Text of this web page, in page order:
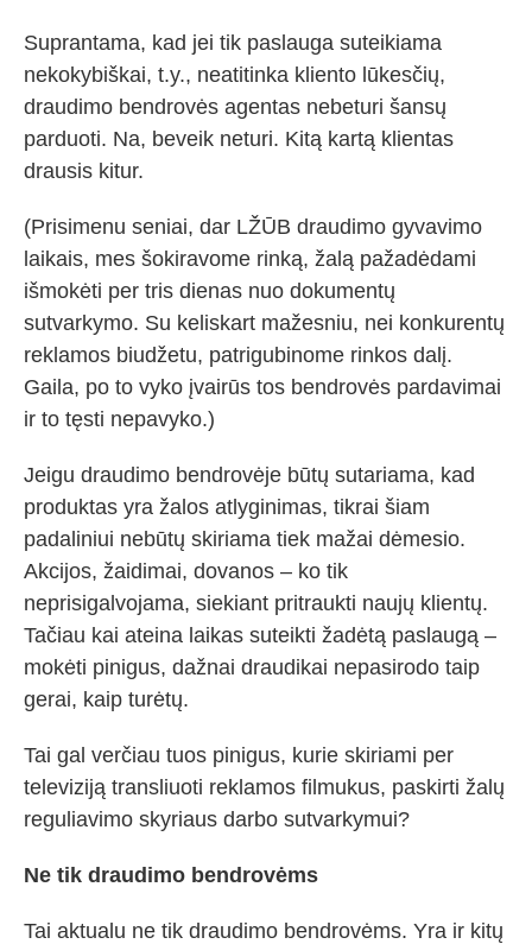
Suprantama, kad jei tik paslauga suteikiama
nekokybiškai, t.y., neatitinka kliento lūkesčių,
draudimo bendrovės agentas nebeturi šansų
parduoti. Na, beveik neturi. Kitą kartą klientas
drausis kitur.
(Prisimenu seniai, dar LŽŪB draudimo gyvavimo
laikais, mes šokiravome rinką, žalą pažadėdami
išmokėti per tris dienas nuo dokumentų
sutvarkymo. Su keliskart mažesniu, nei konkurentų
reklamos biudžetu, patrigubinome rinkos dalį.
Gaila, po to vyko įvairūs tos bendrovės pardavimai
ir to tęsti nepavyko.)
Jeigu draudimo bendrovėje būtų sutariama, kad
produktas yra žalos atlyginimas, tikrai šiam
padaliniui nebūtų skiriama tiek mažai dėmesio.
Akcijos, žaidimai, dovanos – ko tik
neprisigalvojama, siekiant pritraukti naujų klientų.
Tačiau kai ateina laikas suteikti žadėtą paslaugą –
mokėti pinigus, dažnai draudikai nepasirodo taip
gerai, kaip turėtų.
Tai gal verčiau tuos pinigus, kurie skiriami per
televiziją transliuoti reklamos filmukus, paskirti žalų
reguliavimo skyriaus darbo sutvarkymui?
Ne tik draudimo bendrovėms
Tai aktualu ne tik draudimo bendrovėms. Yra ir kitų